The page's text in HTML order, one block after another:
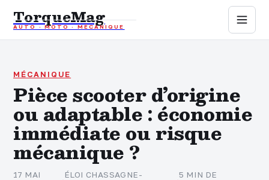
TorqueMag
AUTO · MOTO · MÉCANIQUE
Auto
Moto
Mécanique
Sports mécaniques
Assurance
MÉCANIQUE
Pièce scooter d’origine
ou adaptable : économie
immédiate ou risque
mécanique ?
17 MAI
ÉLOI CHASSAGNE-
5 MIN DE